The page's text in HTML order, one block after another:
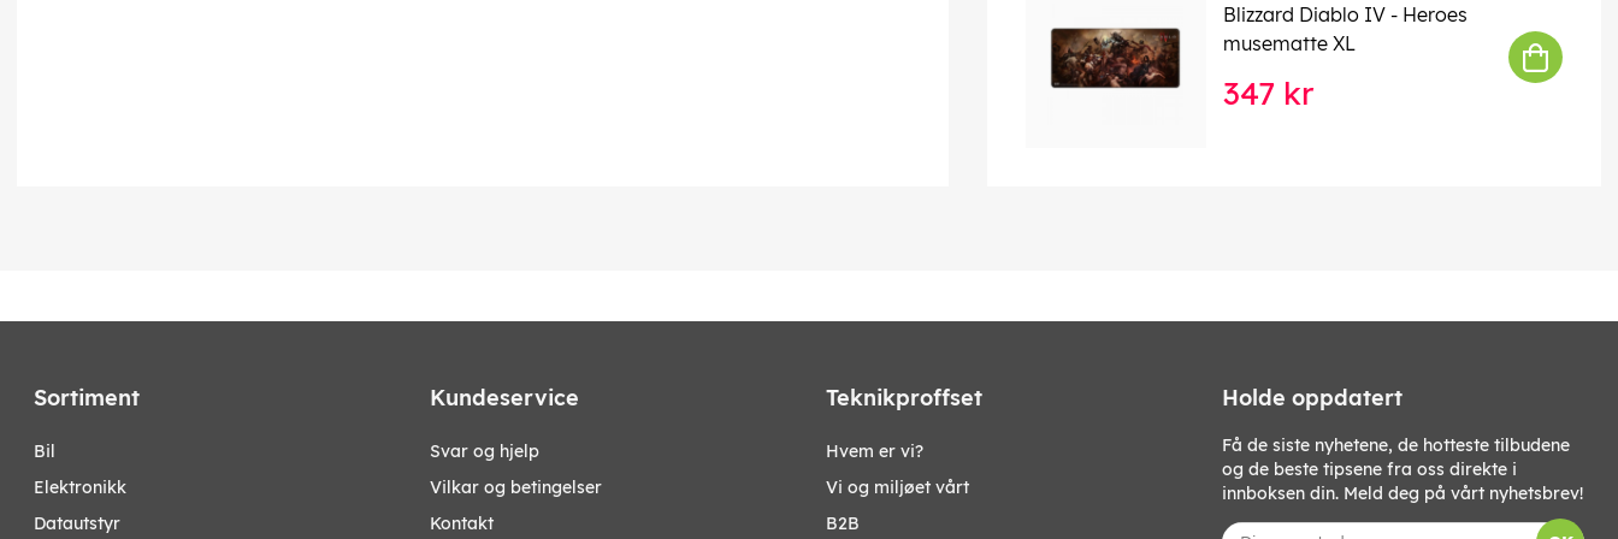
Blizzard Diablo IV - Heroes
musematte XL
347 kr
Sortiment
bil
elektronikk
datautstyr
Kundeservice
Svar og hjelp
Vilkar og betingelser
Kontakt
Teknikproffset
Hvem er vi?
Vi og miljøet vårt
B2B
Holde oppdatert
Få de siste nyhetene, de hotteste tilbudene
og de beste tipsene fra oss direkte i
innboksen din. Meld deg på vårt nyhetsbrev!